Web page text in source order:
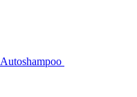
Autoshampoo